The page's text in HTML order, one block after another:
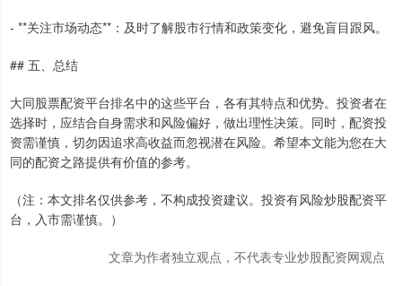
- **关注市场动态**：及时了解股市行情和政策变化，避免盲目跟风。
## 五、总结
大同股票配资平台排名中的这些平台，各有其特点和优势。投资者在
选择时，应结合自身需求和风险偏好，做出理性决策。同时，配资投
资需谨慎，切勿因追求高收益而忽视潜在风险。希望本文能为您在大
同的配资之路提供有价值的参考。
（注：本文排名仅供参考，不构成投资建议。投资有风险炒股配资平
台，入市需谨慎。）
文章为作者独立观点，不代表专业炒股配资网观点